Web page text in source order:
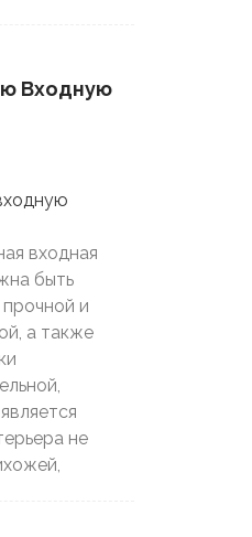
Входную
входная
быть
и
а также
не